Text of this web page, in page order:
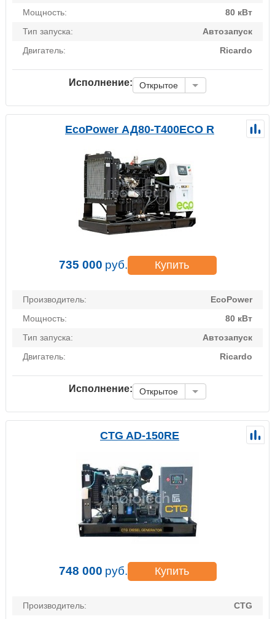
Мощность:
80 кВт
Тип запуска:
Автозапуск
Двигатель:
Ricardo
Исполнение: Открытое
EcoPower АД80-T400ECO R
735 000 руб. Купить
Производитель:
EcoPower
Мощность:
80 кВт
Тип запуска:
Автозапуск
Двигатель:
Ricardo
Исполнение: Открытое
CTG AD-150RE
748 000 руб. Купить
Производитель: CTG